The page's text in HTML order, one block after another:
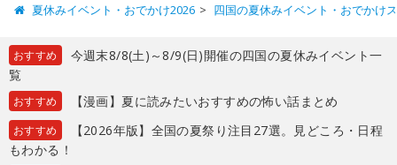
夏休みイベント・おでかけ2026 四国の夏休みイベント・おでかけ
おすすめ
今週末8/8(土)～8/9(日)開催の四国の夏休みイベント一
覧
おすすめ 【漫画】夏に読みたいおすすめの怖い話まとめ
おすすめ
【2026年版】全国の夏祭り注目27選。見どころ・日程
もわかる！